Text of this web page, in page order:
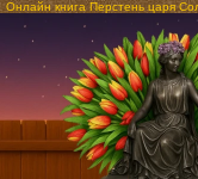
Онлайн книга Перстень царя